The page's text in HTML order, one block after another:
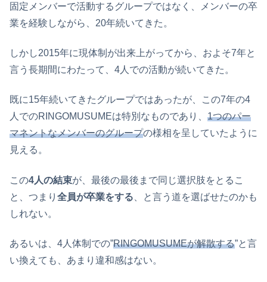
固定メンバーで活動するグループではなく、メンバーの卒
業を経験しながら、20年続いてきた。
しかし2015年に現体制が出来上がってから、およそ7年と
言う長期間にわたって、4人での活動が続いてきた。
既に15年続いてきたグループではあったが、この7年の4
人でのRINGOMUSUMEは特別なものであり、 1つのパー
マネントなメンバーのグループの様相を呈していたように
見える。
この4人の結束が、最後の最後まで同じ選択肢をとるこ
と、つまり 全員が卒業をする 、と言う道を選ばせたのかも
しれない。
あるいは、4人体制での”RINGOMUSUMEが解散する”と言
い換えても、あまり違和感はない。